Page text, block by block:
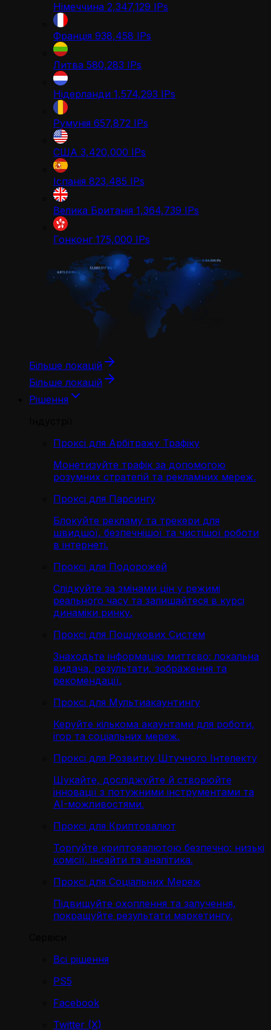
Німеччина 2,347,129 IPs
Франція 938,458 IPs
Литва 580,283 IPs
Нідерланди 1,574,293 IPs
Румунія 657,872 IPs
США 3,420,000 IPs
Іспанія 823,485 IPs
Велика Британія 1,364,739 IPs
Гонконг 175,000 IPs
Більше локацій
Більше локацій
Рішення
Проксі для Арбітражу Трафіку
Монетизуйте трафік за допомогою
розумних стратегій та рекламних мереж.
Проксі для Парсингу
Блокуйте рекламу та трекери для
швидшої, безпечнішої та чистішої роботи
в інтернеті.
Проксі для Подорожей
Слідкуйте за змінами цін у режимі
реального часу та залишайтеся в курсі
динаміки ринку.
Проксі для Пошукових Систем
Знаходьте інформацію миттєво: локальна
видача, результати, зображення та
рекомендації.
Проксі для Мультиакаунтингу
Керуйте кількома акаунтами для роботи,
ігор та соціальних мереж.
Проксі для Розвитку Штучного Інтелекту
Шукайте, досліджуйте й створюйте
інновації з потужними інструментами та
AI-можливостями.
Проксі для Криптовалют
Торгуйте криптовалютою безпечно: низькі
комісії, інсайти та аналітика.
Проксі для Соціальних Мереж
Підвищуйте охоплення та залучення,
покращуйте результати маркетингу.
Всі рішення
PS5
Facebook
Twitter (X)